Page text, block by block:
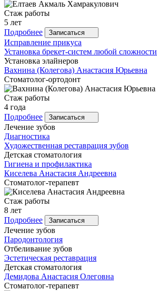
Стаж работы
5 лет
Подробнее
Записаться
Исправление прикуса
Установка брекет-систем любой сложности
Установка элайнеров
Вахнина (Колегова) Анастасия Юрьевна
Стоматолог-ортодонт
Стаж работы
4 года
Подробнее
Записаться
Лечение зубов
Диагностика
Художественная реставрация зубов
Детская стоматология
Гигиена и профилактика
Киселева Анастасия Андреевна
Стоматолог-терапевт
Стаж работы
8 лет
Подробнее
Записаться
Лечение зубов
Пародонтология
Отбеливание зубов
Эстетическая реставрация
Детская стоматология
Демидова Анастасия Олеговна
Стоматолог-терапевт